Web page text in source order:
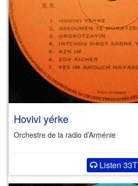
Hovivi yérke
Orchestre de la radio d’Arménie
Listen 33T